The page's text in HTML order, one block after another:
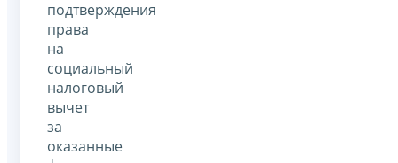
подтверждения
права
на
социальный
налоговый
вычет
за
оказанные